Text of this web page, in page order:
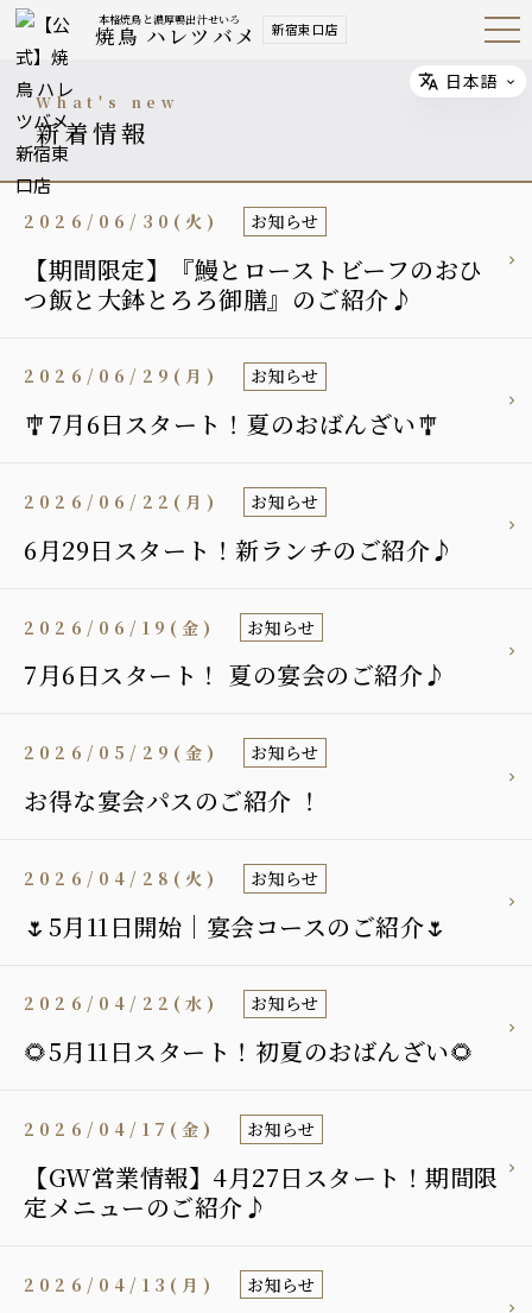
本格焼鳥と濃厚鴨出汁せいろ
焼鳥 ハレツバメ 新宿東口店 Open
Navig
what's new
新着情報
【期間限定】『鰻とローストビーフのおひ
つ飯と大鉢とろろ御膳』のご紹介♪
2026/06/30(火) お知らせ
🎐7月6日スタート！夏のおばんざい🎐
2026/06/29(月) お知らせ
6月29日スタート！新ランチのご紹介♪
2026/06/22(月) お知らせ
7月6日スタート！ 夏の宴会のご紹介♪
2026/06/19(金) お知らせ
お得な宴会パスのご紹介 ！
2026/05/29(金) お知らせ
🌷5月11日開始｜宴会コースのご紹介🌷
2026/04/28(火) お知らせ
🌻5月11日スタート！初夏のおばんざい🌻
2026/04/22(水) お知らせ
【GW営業情報】4月27日スタート！期間限
定メニューのご紹介♪
2026/04/17(金) お知らせ
2026/04/13(月) お知らせ
Select
日本語